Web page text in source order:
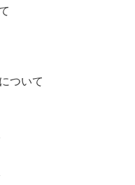
ついて